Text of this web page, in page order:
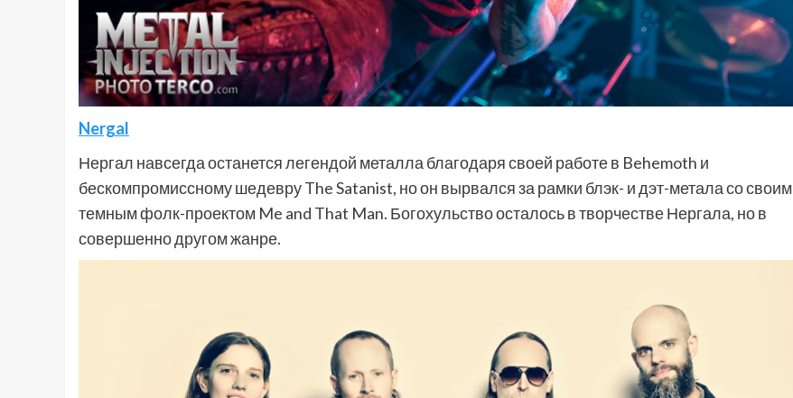
Nergal
Нергал навсегда останется легендой металла благодаря своей работе в Behemoth и
бескомпромиссному шедевру The Satanist, но он вырвался за рамки блэк- и дэт-метала со своим
темным фолк-проектом Me and That Man. Богохульство осталось в творчестве Нергала, но в
совершенно другом жанре.